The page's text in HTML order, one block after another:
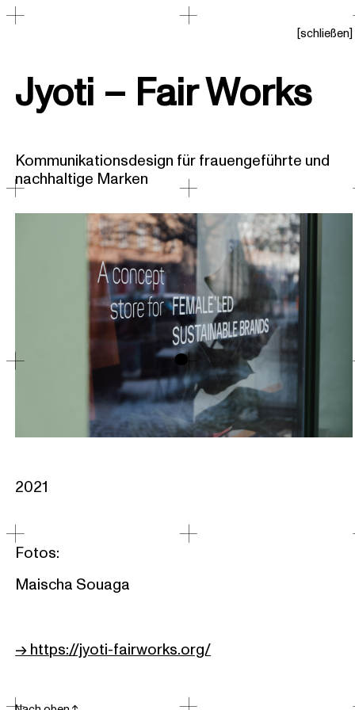
Jyoti – Fair Works
[schließen]
Kommunikationsdesign für frauengeführte und
nachhaltige Marken
2021
→ https://jyoti-fairworks.org/
Fotos:
Maischa Souaga
o